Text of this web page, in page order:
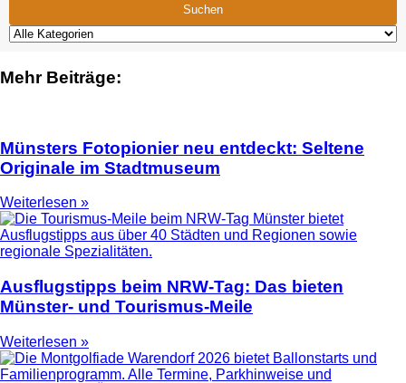
Suchen
Mehr Beiträge:
Münsters Fotopionier neu entdeckt: Seltene
Originale im Stadtmuseum
Weiterlesen »
Ausflugstipps beim NRW-Tag: Das bieten
Münster- und Tourismus-Meile
Weiterlesen »